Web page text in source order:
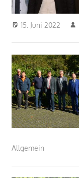
15. Juni 2022
Allgemein